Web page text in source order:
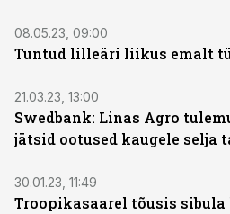
08.05.23, 09:00
Tuntud lilleäri liikus emalt
21.03.23, 13:00
Swedbank: Linas Agro
jätsid ootused kaugele selja
30.01.23, 11:49
Troopikasaarel tõusis sibula